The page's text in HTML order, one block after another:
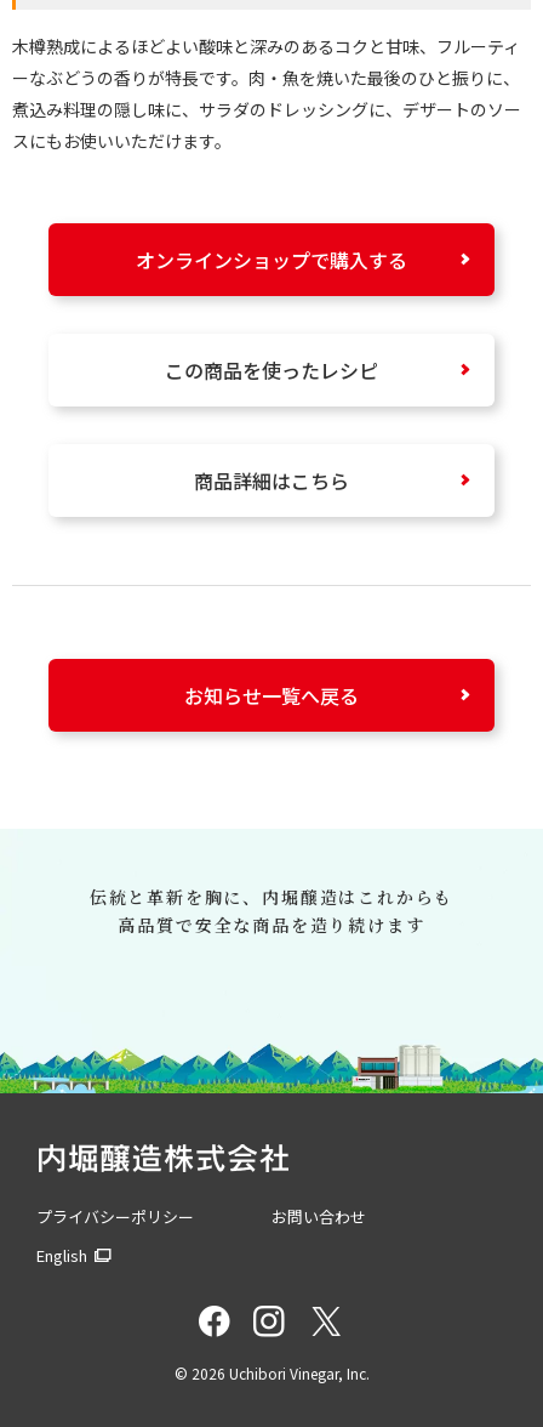
木樽熟成によるほどよい酸味と深みのあるコクと甘味、フルーティ
ーなぶどうの香りが特長です。肉・魚を焼いた最後のひと振りに、
煮込み料理の隠し味に、サラダのドレッシングに、デザートのソー
スにもお使いいただけます。
オンラインショップで購入する
この商品を使ったレシピ
商品詳細はこちら
お知らせ一覧へ戻る
伝統と革新を胸に、 内堀醸造はこれからも
高品質で安全な商品を造り続けます
プライバシーポリシー
お問い合わせ
English
© 2026 Uchibori Vinegar, Inc.